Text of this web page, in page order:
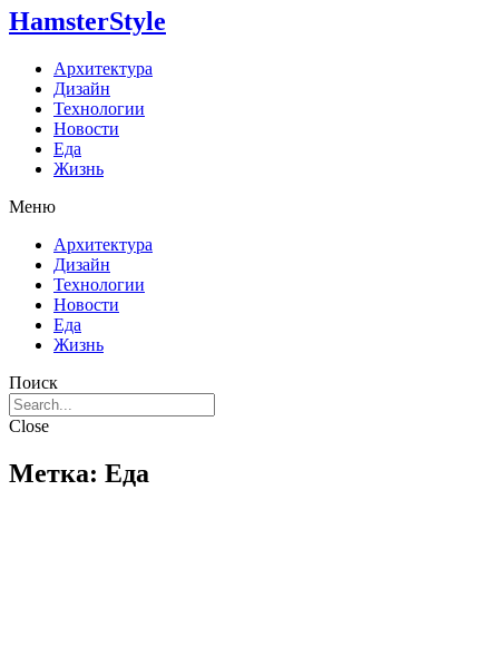
HamsterStyle
Архитектура
Дизайн
Технологии
Новости
Еда
Жизнь
Меню
Архитектура
Дизайн
Технологии
Новости
Еда
Жизнь
Поиск
Close
Метка: Еда